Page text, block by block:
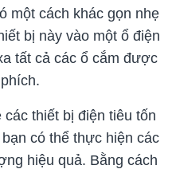
một cách khác gọn nhẹ
bị này vào một ổ điện
tất cả các ổ cắm được
thiết bị điện tiêu tốn
có thể thực hiện các
hiệu quả. Bằng cách